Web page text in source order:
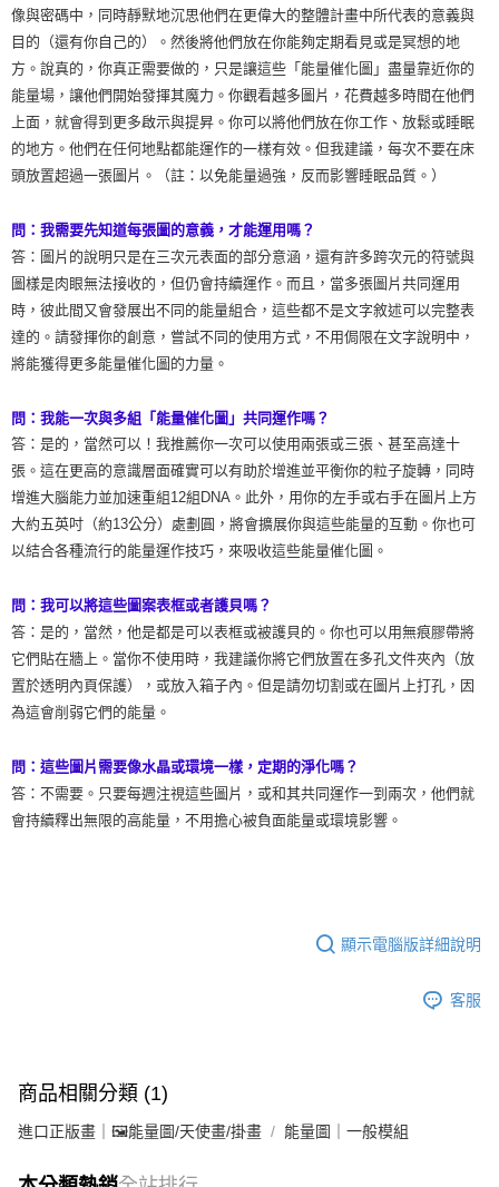
像與密碼中，同時靜默地沉思他們在更偉大的整體計畫中所代表的意義與
目的（還有你自己的）。然後將他們放在你能夠定期看見或是冥想的地
方。說真的，你真正需要做的，只是讓這些「能量催化圖」盡量靠近你的
能量場，讓他們開始發揮其魔力。你觀看越多圖片，花費越多時間在他們
上面，就會得到更多啟示與提昇。你可以將他們放在你工作、放鬆或睡眠
的地方。他們在任何地點都能運作的一樣有效。但我建議，每次不要在床
頭放置超過一張圖片。（註：以免能量過強，反而影響睡眠品質。）
問：我需要先知道每張圖的意義，才能運用嗎？
答：圖片的說明只是在三次元表面的部分意涵，還有許多跨次元的符號與
圖樣是肉眼無法接收的，但仍會持續運作。而且，當多張圖片共同運用
時，彼此間又會發展出不同的能量組合，這些都不是文字敘述可以完整表
達的。請發揮你的創意，嘗試不同的使用方式，不用侷限在文字說明中，
將能獲得更多能量催化圖的力量。
問：我能一次與多組「能量催化圖」共同運作嗎？
答：是的，當然可以！我推薦你一次可以使用兩張或三張、甚至高達十
張。這在更高的意識層面確實可以有助於增進並平衡你的粒子旋轉，同時
增進大腦能力並加速重組12組DNA。此外，用你的左手或右手在圖片上方
大約五英吋（約13公分）處劃圓，將會擴展你與這些能量的互動。你也可
以結合各種流行的能量運作技巧，來吸收這些能量催化圖。
問：我可以將這些圖案表框或者護貝嗎？
答：是的，當然，他是都是可以表框或被護貝的。你也可以用無痕膠帶將
它們貼在牆上。當你不使用時，我建議你將它們放置在多孔文件夾內（放
置於透明內頁保護），或放入箱子內。但是請勿切割或在圖片上打孔，因
為這會削弱它們的能量。
問：這些圖片需要像水晶或環境一樣，定期的淨化嗎？
答：不需要。只要每週注視這些圖片，或和其共同運作一到兩次，他們就
會持續釋出無限的高能量，不用擔心被負面能量或環境影響。
顯示電腦版詳細說明
客服
商品相關分類 (1)
進口正版畫｜🖼️能量圖/天使畫/掛畫 能量圖｜一般模組